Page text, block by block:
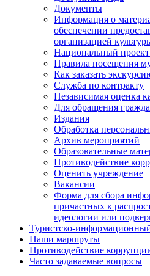
Документы
Информация о
обеспечении
организацией
Национальный проект
Правила посещения
Как заказать
Служба по контракту
Независимая оценка
Для обращения
Издания
Обработка
Архив мероприятий
Образовательные
Противодействие
Оценить учреждение
Вакансии
Форма для сбора
причастных к
идеологии или
Туристско-
Наши маршруты
Противодействие
Часто задаваемые вопросы